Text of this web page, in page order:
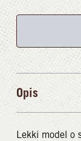
Opis
Lekki model o